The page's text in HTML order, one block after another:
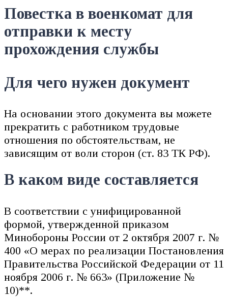
Повестка в военкомат для
отправки к месту
прохождения службы
Для чего нужен документ
На основании этого документа вы можете
прекратить с работником трудовые
отношения по обстоятельствам, не
зависящим от воли сторон (ст. 83 ТК РФ).
В каком виде составляется
В соответствии с унифицированной
формой, утвержденной приказом
Минобороны России от 2 октября 2007 г. №
400 «О мерах по реализации Постановления
Правительства Российской Федерации от 11
ноября 2006 г. № 663» (Приложение №
10)**.